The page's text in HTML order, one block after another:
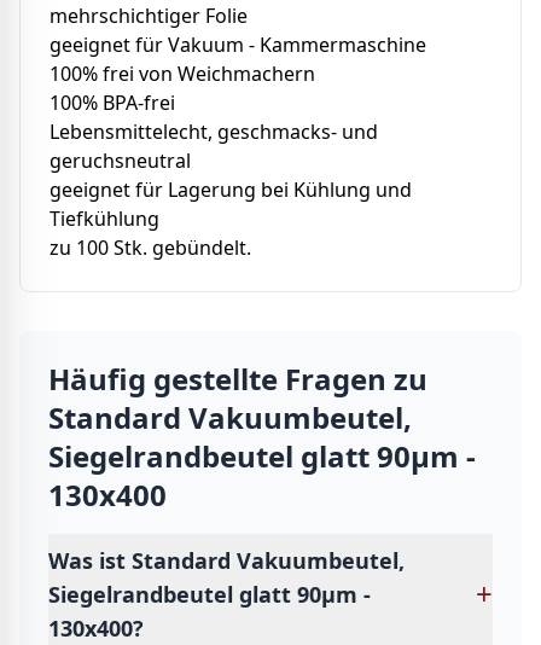
mehrschichtiger Folie
geeignet für Vakuum - Kammermaschine
100% frei von Weichmachern
100% BPA-frei
Lebensmittelecht, geschmacks- und
geruchsneutral
geeignet für Lagerung bei Kühlung und
Tiefkühlung
zu 100 Stk. gebündelt.
Häufig gestellte Fragen zu
Standard Vakuumbeutel,
Siegelrandbeutel glatt 90µm -
130x400
Was ist Standard Vakuumbeutel,
Siegelrandbeutel glatt 90µm -
130x400?
+